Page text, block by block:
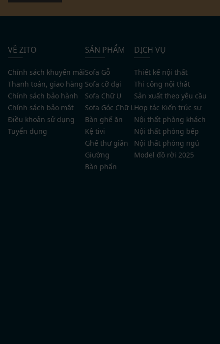
VỀ ZITO
Chính sách khuyến mãi
Thanh toán, giao hàng
Chính sách bảo hành
Chính sách bảo mật
Điều khoản sử dụng
Tuyển dụng
SẢN PHẨM
Sofa Gỗ
Sofa cỡ đại
Sofa Chữ U
Sofa Góc Chữ L
Bàn ghế ăn
Kệ tivi
Ghế thư giãn
Giường
Bàn phấn
DỊCH VỤ
Thiết kế nội thất
Thi công nội thất
Sản xuất theo yêu cầu
Hợp tác Kiến trúc sư
Nội thất phòng khách
Nội thất phòng bếp
Nội thất phòng ngủ
Model đồ rời 2025